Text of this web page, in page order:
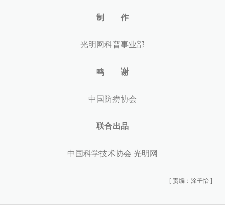
制 作
光明网科普事业部
鸣 谢
中国防痨协会
联合出品
中国科学技术协会 光明网
[ 责编：涂子怡 ]